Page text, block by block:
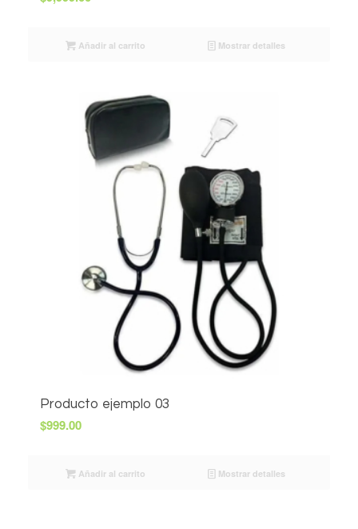
Añadir al carrito Mostrar detalles
Producto ejemplo 03
$999.00
Añadir al carrito Mostrar detalles